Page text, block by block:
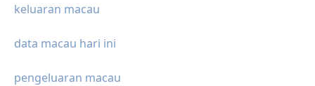
keluaran macau
data macau hari ini
pengeluaran macau